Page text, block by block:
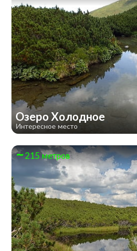
Озеро Холодное
Интересное место
215 метров